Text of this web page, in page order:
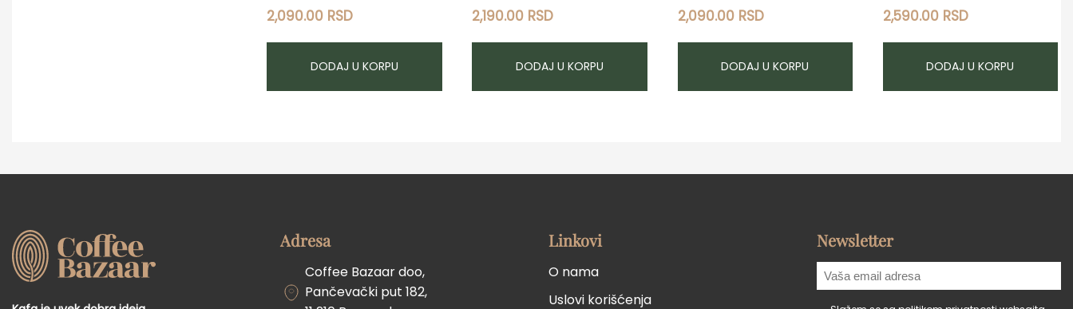
2,090.00 RSD
DODAJ U KORPU
2,190.00 RSD
DODAJ U KORPU
2,090.00 RSD
DODAJ U KORPU
2,590.00 RSD
DODAJ U KORPU
Adresa
Coffee Bazaar doo,
Pančevački put 182,
Linkovi
O nama
Uslovi korišćenja
Newsletter